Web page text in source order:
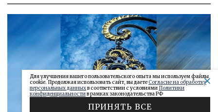
Для улучшения вашего пользовательского опыта мы используем файлы
cookie. Продолжая использовать сайт, вы даетеСогласие на обработку
персональных данныхв соответствии с условиями Политики
конфиденциальностив рамках законодательства РФ
ПРИНЯТЬ ВСЕ